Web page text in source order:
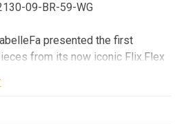
09-BR-59-WG
presented the first
from its now iconic Flix.Flex
gold. This collection presents
and bangles in puristic design